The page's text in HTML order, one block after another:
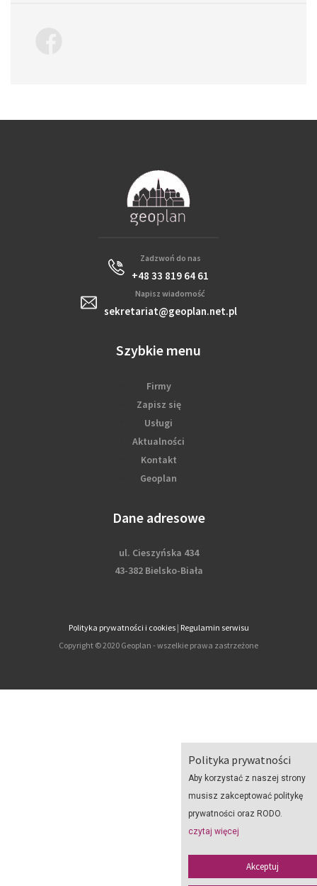
Polityka prywatności
Aby korzystać z naszej strony
musisz zakceptować politykę
prywatności oraz RODO.
czytaj więcej
Akceptuj
Zadzwoń do nas
+48 33 819 64 61
Napisz wiadomość
sekretariat@geoplan.net.pl
Szybkie menu
Firmy
Zapisz się
Usługi
Aktualności
Kontakt
Geoplan
Dane adresowe
ul. Cieszyńska 434
43-382 Bielsko-Biała
Polityka prywatności i cookies| Regulamin serwisu
Copyright © 2020 Geoplan - wszelkie prawa zastrzeżone